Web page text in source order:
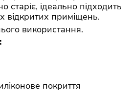
старіє, ідеально підходить
відкритих приміщень.
використання.
покриття